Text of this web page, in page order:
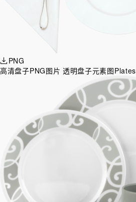
PNG
高清盘子PNG图片 透明盘子元素图Plates